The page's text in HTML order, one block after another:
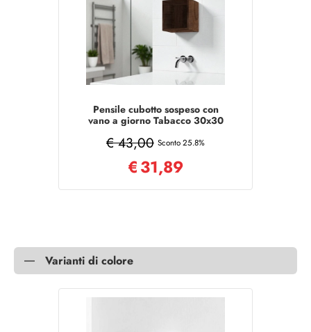
Pensile cubotto sospeso con
vano a giorno Tabacco 30x30
€ 43,00 Sconto 25.8%
€31,89
Varianti di colore